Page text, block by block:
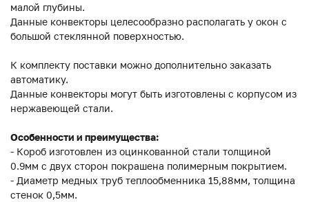
малой глубины.
Данные конвекторы целесообразно располагать у окон с
большой стеклянной поверхностью.
К комплекту поставки можно дополнительно заказать
автоматику.
Данные конвекторы могут быть изготовлены с корпусом из
нержавеющей стали.
Особенности и преимущества:
- Короб изготовлен из оцинкованной стали толщиной
0.9мм с двух сторон покрашена полимерным покрытием.
- Диаметр медных труб теплообменника 15,88мм, толщина
стенок 0,5мм.